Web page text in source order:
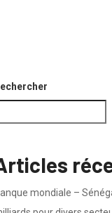
mondiale –